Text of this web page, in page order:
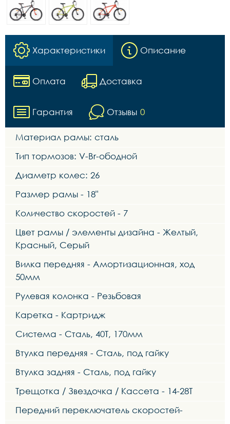
Характеристики Описание
Оплата Доставка
Гарантия Отзывы 0
Материал рамы: сталь
Тип тормозов: V-Br-ободной
Диаметр колес: 26
Размер рамы - 18"
Количество скоростей - 7
Цвет рамы / элементы дизайна - Желтый,
Красный, Серый
Вилка передняя - Амортизационная, ход
50мм
Рулевая колонка - Резьбовая
Каретка - Картридж
Система - Сталь, 40Т, 170мм
Втулка передняя - Сталь, под гайку
Втулка задняя - Сталь, под гайку
Трещотка / Звездочка / Кассета - 14-28T
Передний переключатель скоростей-